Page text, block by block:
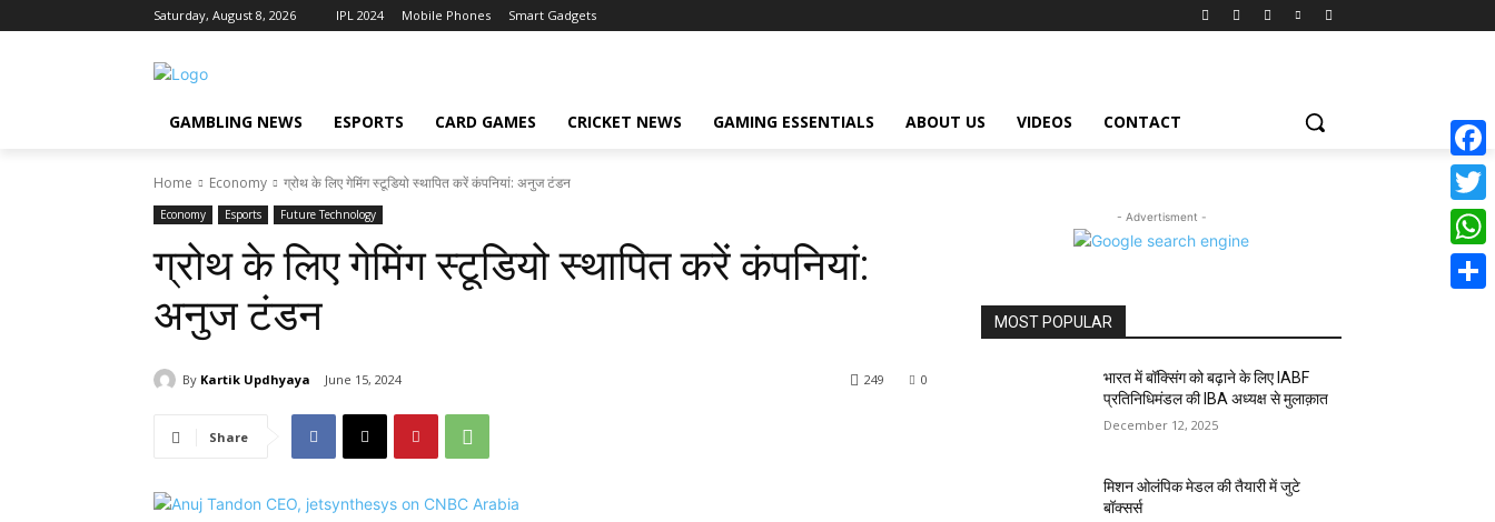
Saturday, August 8, 2026 IPL 2024 Mobile Phones Smart Gadgets
GAMBLING NEWS ESPORTS CARD GAMES CRICKET NEWS GAMING ESSENTIALS ABOUT US VIDEOS CONTACT
Home Economy ग्रोथ के लिए गेमिंग स्टूडियो स्थापित करें कंपनियां: अनुज टंडन
Economy Esports Future Technology
ग्रोथ के लिए गेमिंग स्टूडियो स्थापित करें कंपनियां:
अनुज टंडन
By Kartik Updhyaya June 15, 2024 0
249
Share
- Advertisment -
MOST POPULAR
भारत में बॉक्सिंग को बढ़ाने के लिए IABF
प्रतिनिधिमंडल की IBA अध्यक्ष से मुलाक़ात
December 12, 2025
मिशन ओलंपिक मेडल की तैयारी में जुटे
बॉक्सर्स